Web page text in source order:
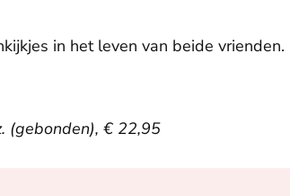
in het leven van beide vrienden.
(gebonden), € 22,95